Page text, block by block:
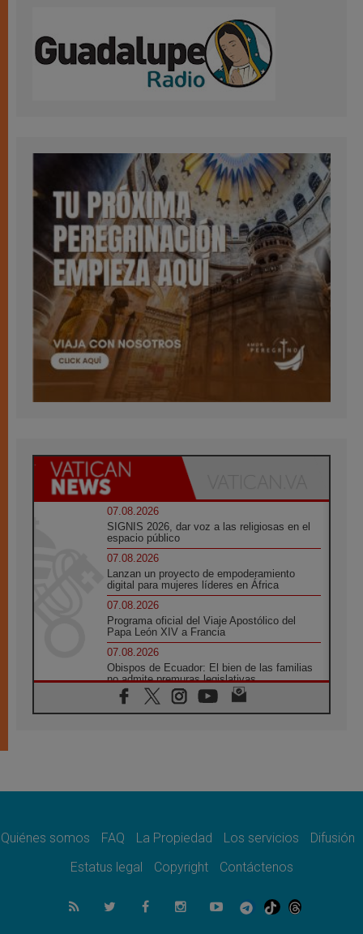
07.08.2026
SIGNIS 2026, dar voz a las religiosas en el
espacio público
07.08.2026
Lanzan un proyecto de empoderamiento
digital para mujeres líderes en África
07.08.2026
Programa oficial del Viaje Apostólico del
Papa León XIV a Francia
07.08.2026
Obispos de Ecuador: El bien de las familias
no admite premuras legislativas
06.08.2026
Cardenal Parolin: La paz comienza con la
06.08.2026
06.08.2026
«Hoy nos sentimos Iglesia»
Líbano: Reanudan los coloquios en Roma en
medio de tensiones y ataques en el sur del
Quiénes somos FAQ La Propiedad Los servicios
Difusión
Estatus legal
Copyright Contáctenos